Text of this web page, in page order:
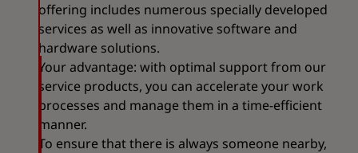
offering includes numerous specially developed
services as well as innovative software and
hardware solutions.
Your advantage: with optimal support from our
service products, you can accelerate your work
processes and manage them in a time-efficient
manner.
To ensure that there is always someone nearby,